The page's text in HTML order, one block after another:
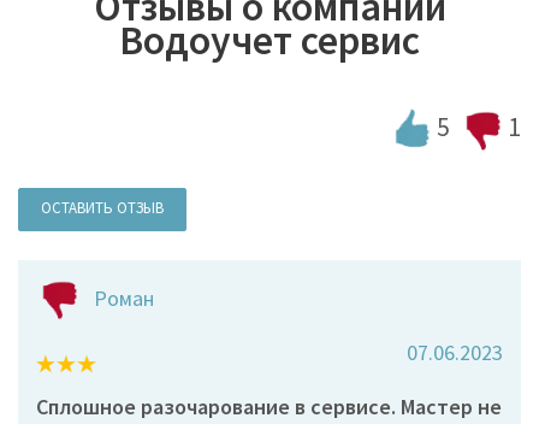
Водоучет сервис
5 1
ОСТАВИТЬ ОТЗЫВ
Роман
07.06.2023
Сплошное разочарование в сервисе. Мастер не